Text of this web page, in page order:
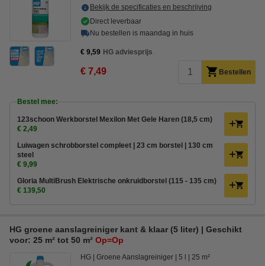
Bekijk de specificaties en beschrijving
Direct leverbaar
Nu bestellen is maandag in huis
€ 9,59 HG adviesprijs
€ 7,49 Bestellen
Bestel mee:
123schoon Werkborstel Mexilon Met Gele Haren (18,5 cm)
€ 2,49
Luiwagen schrobborstel compleet | 23 cm borstel | 130 cm
steel
€ 9,99
Gloria MultiBrush Elektrische onkruidborstel (115 - 135 cm)
€ 139,50
HG groene aanslagreiniger kant & klaar (5 liter) | Geschikt
voor: 25 m² tot 50 m² Op=Op
HG Groene Aanslagreiniger 5 l 25 m²